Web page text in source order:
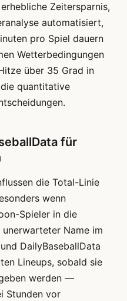
Zeitersparnis,
automatisiert,
pro Spiel dauern
Wetterbedingungen
über 35 Grad in
quantitative
für
die Total-Linie
wenn
Spieler in die
Name im
DailyBaseballData
Lineups, sobald sie
werden —
Stunden vor